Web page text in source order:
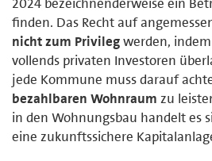
finden. Das Recht auf
nicht zum Privilegwerden,
vollends privaten Investoren
jede Kommune muss darauf
bezahlbaren Wohnraum zu
in den Wohnungsbau handelt es
eine zukunftssichere